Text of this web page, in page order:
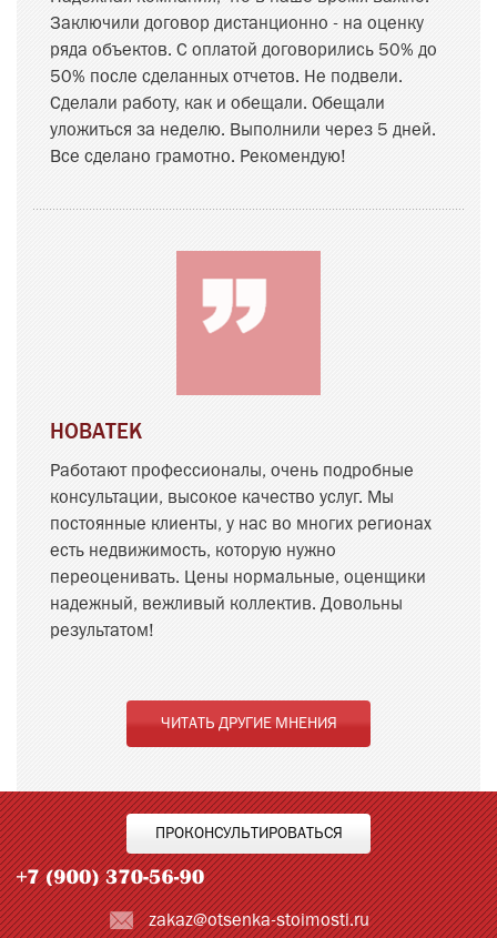
Заключили договор дистанционно - на оценку
ряда объектов. С оплатой договорились 50% до
50% после сделанных отчетов. Не подвели.
Сделали работу, как и обещали. Обещали
уложиться за неделю. Выполнили через 5 дней.
Все сделано грамотно. Рекомендую!
НОВАТЕК
Работают профессионалы, очень подробные
консультации, высокое качество услуг. Мы
постоянные клиенты, у нас во многих регионах
есть недвижимость, которую нужно
переоценивать. Цены нормальные, оценщики
надежный, вежливый коллектив. Довольны
результатом!
ЧИТАТЬ ДРУГИЕ МНЕНИЯ
ПРОКОНСУЛЬТИРОВАТЬСЯ
zakaz@otsenka-stoimosti.ru